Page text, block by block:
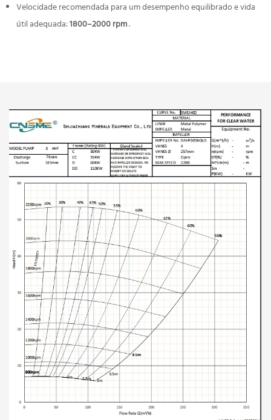
Velocidade recomendada para um desempenho equilibrado e vida
útil adequada:1800–2000 rpm.